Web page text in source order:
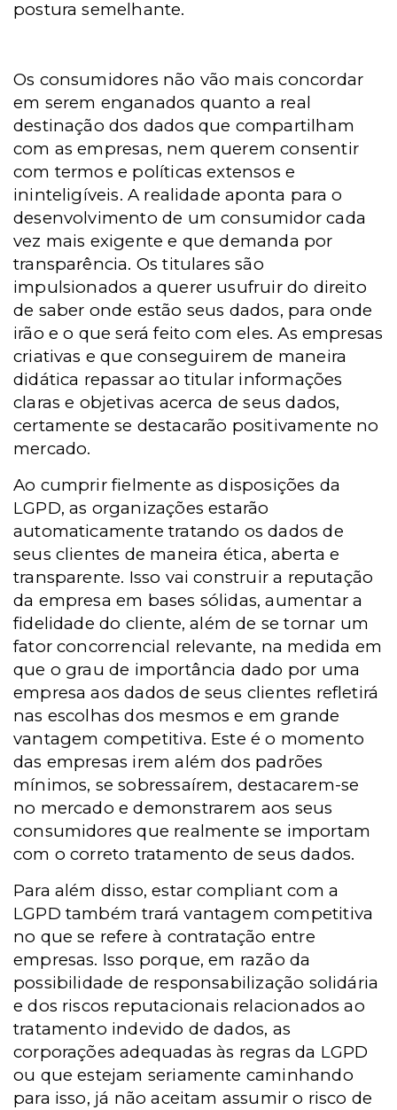
postura semelhante.
Os consumidores não vão mais concordar
em serem enganados quanto a real
destinação dos dados que compartilham
com as empresas, nem querem consentir
com termos e políticas extensos e
ininteligíveis. A realidade aponta para o
desenvolvimento de um consumidor cada
vez mais exigente e que demanda por
transparência. Os titulares são
impulsionados a querer usufruir do direito
de saber onde estão seus dados, para onde
irão e o que será feito com eles.As empresas
criativas e que conseguirem de maneira
didática repassar ao titular informações
claras e objetivas acerca de seus dados,
certamente se destacarão positivamente no
mercado.
Ao cumprir fielmente as disposições da
LGPD, as organizações estarão
automaticamente tratando os dados de
seus clientes de maneira ética, aberta e
transparente. Isso vai construir a reputação
da empresa em bases sólidas, aumentar a
fidelidade do cliente, além de se tornar um
fator concorrencial relevante, na medida em
que o grau de importância dado por uma
empresa aos dados de seus clientes refletirá
nas escolhas dos mesmos e em grande
vantagem competitiva. Este é o momento
das empresas irem além dos padrões
mínimos, se sobressaírem, destacarem-se
no mercado e demonstrarem aos seus
consumidores que realmente se importam
com o correto tratamento de seus dados.
Para além disso, estar compliant com a
LGPD também trará vantagem competitiva
no que se refere à contratação entre
empresas. Isso porque, em razão da
possibilidade de responsabilização solidária
e dos riscos reputacionais relacionados ao
tratamento indevido de dados, as
corporações adequadas às regras da LGPD
ou que estejam seriamente caminhando
para isso, já não aceitam assumir o risco de